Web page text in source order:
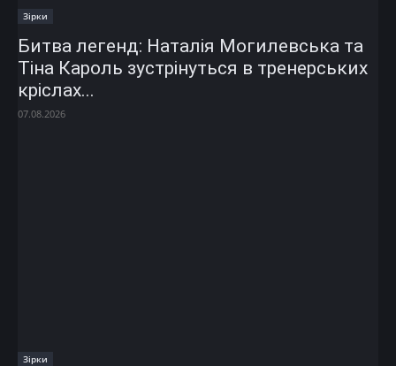
Зірки
Битва легенд: Наталія Могилевська та
Тіна Кароль зустрінуться в тренерських
кріслах...
07.08.2026
Зірки